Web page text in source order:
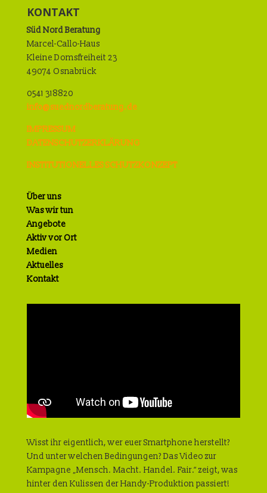
KONTAKT
Süd Nord Beratung
Marcel-Callo-Haus
Kleine Domsfreiheit 23
49074 Osnabrück
0541 318820
info@suednordberatung.de
IMPRESSUM
DATENSCHUTZERKLÄRUNG
INSTITUTIONELLES SCHUTZKONZEPT
Über uns
Was wir tun
Angebote
Aktiv vor Ort
Medien
Aktuelles
Kontakt
Wisst ihr eigentlich, wer euer Smartphone herstellt?
Und unter welchen Bedingungen? Das Video zur
Kampagne „Mensch. Macht. Handel. Fair.“ zeigt, was
hinter den Kulissen der Handy-Produktion passiert!